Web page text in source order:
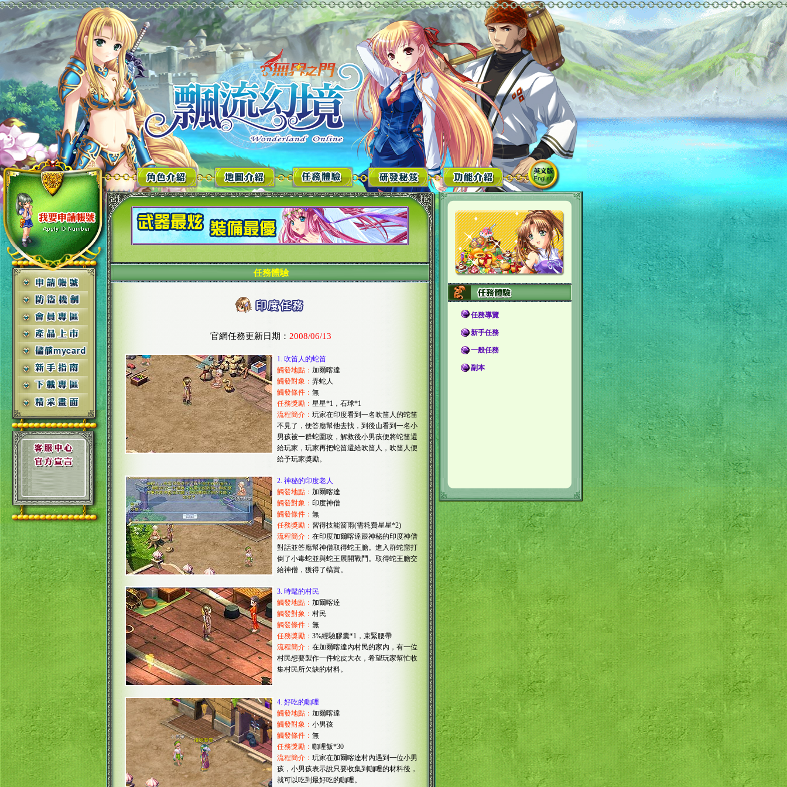
任務體驗
官網任務更新日期： 2008/06/13
1. 吹笛人的蛇笛
觸發地點： 加爾喀達
觸發對象： 弄蛇人
觸發條件： 無
任務獎勵： 星星*1，石球*1
流程簡介： 玩家在印度看到一名吹笛人的蛇笛
不見了，便答應幫他去找，到後山看到一名小
男孩被一群蛇圍攻，解救後小男孩便將蛇笛還
給玩家，玩家再把蛇笛還給吹笛人，吹笛人便
給予玩家獎勵。
2. 神秘的印度老人
觸發地點： 加爾喀達
觸發對象： 印度神僧
觸發條件： 無
任務獎勵： 習得技能箭雨(需耗費星星*2)
流程簡介： 在印度加爾喀達跟神秘的印度神僧
對話並答應幫神僧取得蛇王膽。進入群蛇窟打
倒了小毒蛇並與蛇王展開戰鬥。取得蛇王膽交
給神僧，獲得了犒賞。
3. 時髦的村民
觸發地點： 加爾喀達
觸發對象： 村民
觸發條件： 無
任務獎勵： 3%經驗膠囊*1，束緊腰帶
流程簡介： 在加爾喀達內村民的家內，有一位
村民想要製作一件蛇皮大衣，希望玩家幫忙收
集村民所欠缺的材料。
4. 好吃的咖哩
觸發地點： 加爾喀達
觸發對象： 小男孩
觸發條件： 無
任務獎勵： 咖哩飯*30
流程簡介： 玩家在加爾喀達村內遇到一位小男
孩，小男孩表示說只要收集到咖哩的材料後，
就可以吃到最好吃的咖哩。
任務導覽
新手任務
一般任務
副本